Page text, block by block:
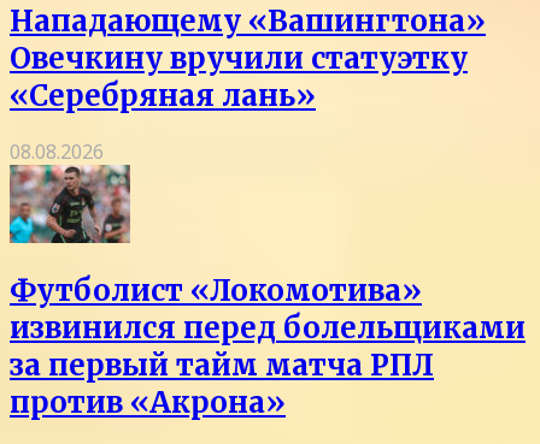
Нападающему «Вашингтона»
Овечкину вручили статуэтку
«Серебряная лань»
08.08.2026
Футболист «Локомотива»
извинился перед болельщиками
за первый тайм матча РПЛ
против «Акрона»